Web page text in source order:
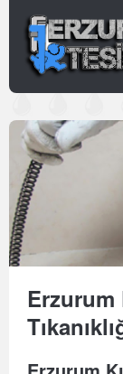
Erzurum